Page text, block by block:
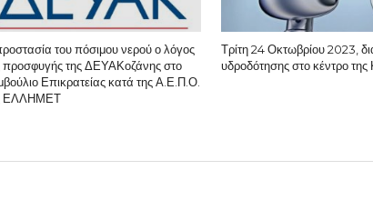
του πόσιμου νερού ο λόγος
προσφυγής της ΔΕΥΑΚοζάνης στο
Επικρατείας κατά της Α.Ε.Π.Ο.
ΕΛΛΗΜΕΤ
Τρίτη 24 Οκτωβρίου 2023,
υδροδότησης στο κέντρο της